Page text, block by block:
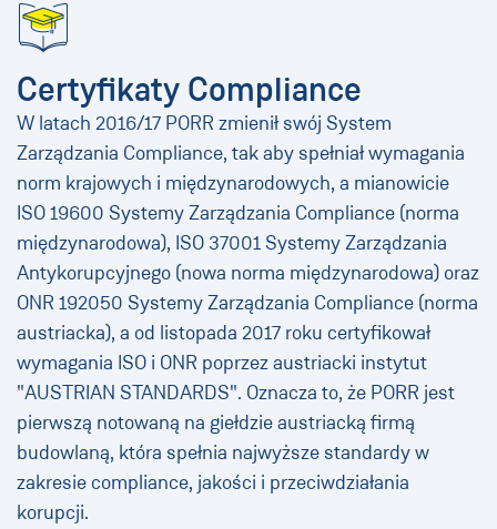
Certyfikaty Compliance
W latach 2016/17 PORR zmienił swój System
Zarządzania Compliance, tak aby spełniał wymagania
norm krajowych i międzynarodowych, a mianowicie
ISO 19600 Systemy Zarządzania Compliance (norma
międzynarodowa), ISO 37001 Systemy Zarządzania
Antykorupcyjnego (nowa norma międzynarodowa) oraz
ONR 192050 Systemy Zarządzania Compliance (norma
austriacka), a od listopada 2017 roku certyfikował
wymagania ISO i ONR poprzez austriacki instytut
"AUSTRIAN STANDARDS". Oznacza to, że PORR jest
pierwszą notowaną na giełdzie austriacką firmą
budowlaną, która spełnia najwyższe standardy w
zakresie compliance, jakości i przeciwdziałania
korupcji.